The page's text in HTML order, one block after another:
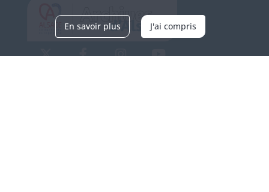
En savoir plus J'ai compris